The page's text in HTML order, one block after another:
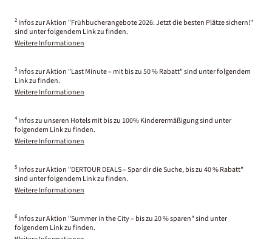
2 Infos zur Aktion "Frühbucherangebote 2026: Jetzt die besten Plätze sichern!"
sind unter folgendem Link zu finden.
Weitere Informationen
3 Infos zur Aktion "Last Minute – mit bis zu 50 % Rabatt" sind unter folgendem
Link zu finden.
Weitere Informationen
4 Infos zu unseren Hotels mit bis zu 100% Kinderermäßigung sind unter
folgendem Link zu finden.
Weitere Informationen
5 Infos zur Aktion "DERTOUR DEALS – Spar dir die Suche, bis zu 40 % Rabatt"
sind unter folgendem Link zu finden.
Weitere Informationen
6 Infos zur Aktion "Summer in the City – bis zu 20 % sparen" sind unter
folgendem Link zu finden.